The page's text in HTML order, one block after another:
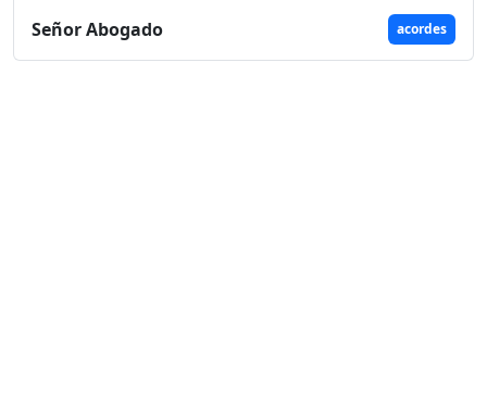
Señor Abogado acordes